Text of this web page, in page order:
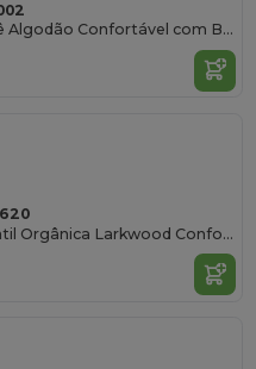
Camiseta Bebê Algodão Confortável com Botões
Camiseta Infantil Orgânica Larkwood Conforto